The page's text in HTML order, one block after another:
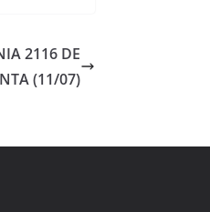
2116 DE
(11/07)